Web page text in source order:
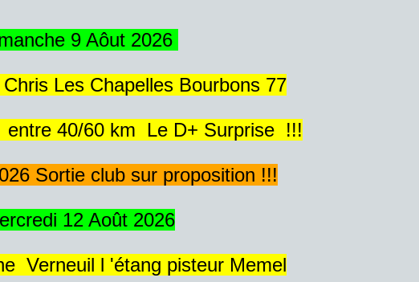
9 Aôut 2026
Les Chapelles Bourbons 77
entre 40/60 km Le D+ Surprise !!!
Sortie club sur proposition !!!
12 Août 2026
Verneuil l 'étang pisteur Memel